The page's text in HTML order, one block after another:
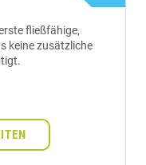
fließfähige,
keine zusätzliche